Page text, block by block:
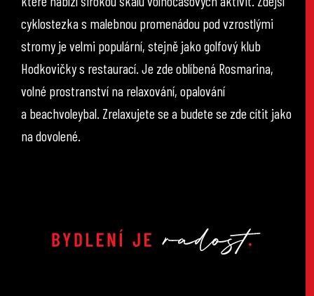
cyklostezka s malebnou promenádou pod vzrostlými
stromy je velmi populární, stejně jako golfový klub
Hodkovičky s restaurací. Je zde oblíbená Rosmarina,
volné prostranství na relaxování, opalování
a beachvoleybal. Zrelaxujete se a budete se zde cítit jako
na dovolené.